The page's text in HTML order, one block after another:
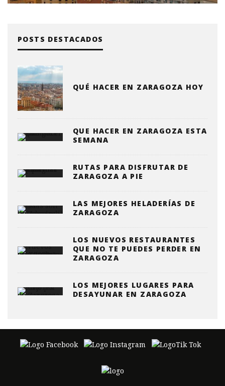
POSTS DESTACADOS
QUÉ HACER EN ZARAGOZA HOY
QUE HACER EN ZARAGOZA ESTA
SEMANA
RUTAS PARA DISFRUTAR DE
ZARAGOZA A PIE
LAS MEJORES HELADERÍAS DE
ZARAGOZA
LOS NUEVOS RESTAURANTES
QUE NO TE PUEDES PERDER EN
ZARAGOZA
LOS MEJORES LUGARES PARA
DESAYUNAR EN ZARAGOZA